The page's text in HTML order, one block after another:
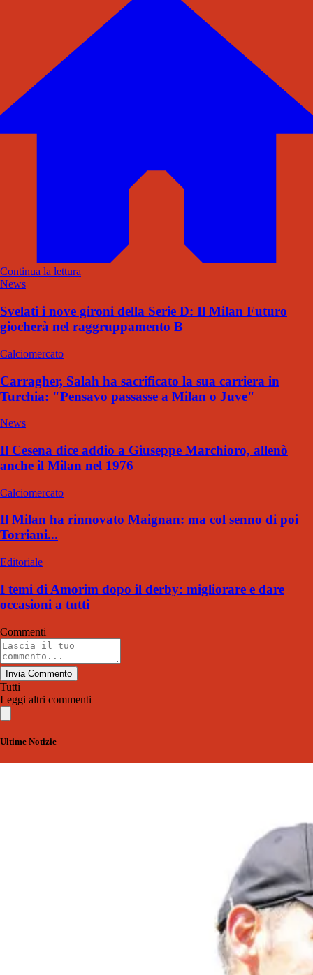
Continua la lettura
News
Svelati i nove gironi della Serie D: Il Milan Futuro
giocherà nel raggruppamento B
Calciomercato
Carragher, Salah ha sacrificato la sua carriera in
Turchia: "Pensavo passasse a Milan o Juve"
News
Il Cesena dice addio a Giuseppe Marchioro, allenò
anche il Milan nel 1976
Calciomercato
Il Milan ha rinnovato Maignan: ma col senno di poi
Torriani...
Editoriale
I temi di Amorim dopo il derby: migliorare e dare
occasioni a tutti
Commenti
Invia Commento
Tutti
Leggi altri commenti
Ultime Notizie